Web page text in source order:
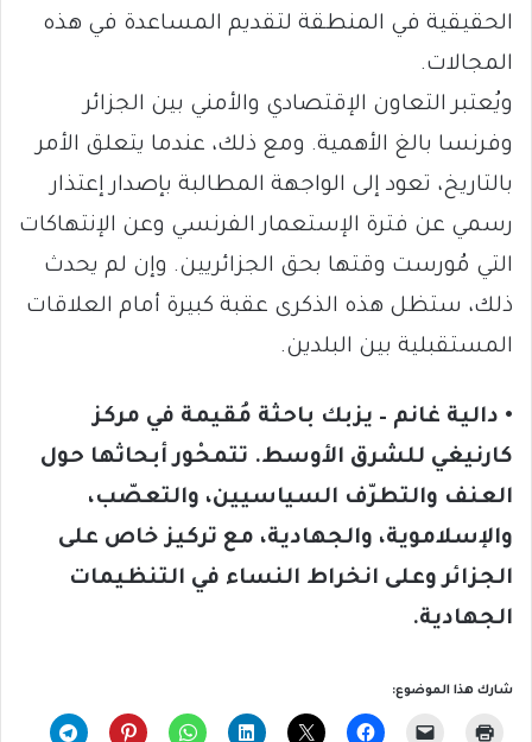
الحقيقية في المنطقة لتقديم المساعدة في هذه
المجالات.
ويُعتبر التعاون الإقتصادي والأمني بين الجزائر
وفرنسا بالغ الأهمية. ومع ذلك، عندما يتعلق الأمر
بالتاريخ، تعود إلى الواجهة المطالبة بإصدار إعتذار
رسمي عن فترة الإستعمار الفرنسي وعن الإنتهاكات
التي مُورست وقتها بحق الجزائريين. وإن لم يحدث
ذلك، ستظل هذه الذكرى عقبة كبيرة أمام العلاقات
المستقبلية بين البلدين.
• دالية غانم – يزبك باحثة مُقيمة في مركز
كارنيغي للشرق الأوسط. تتمحْور أبحاثها حول
العنف والتطرّف السياسيين، والتعصّب،
والإسلاموية، والجهادية، مع تركيز خاص على
الجزائر وعلى انخراط النساء في التنظيمات
الجهادية.
شارك هذا الموضوع: